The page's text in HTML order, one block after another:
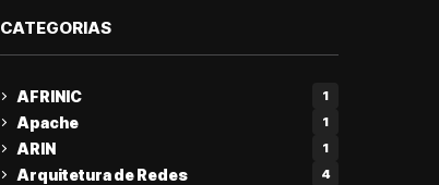
CATEGORIAS
AFRINIC 1
Apache 1
ARIN 1
Arquitetura de Redes 4